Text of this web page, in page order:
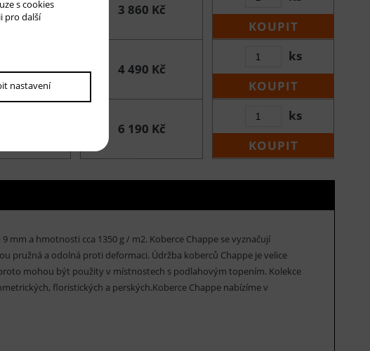
3 860 Kč
KOUPIT
4 490 Kč
ks
KOUPIT
6 190 Kč
ks
KOUPIT
mm a hmotnosti cca 1350 g / m2. Koberce Chappe se vyznačují
pružná a odolná proti deformaci. Údržba koberců Chappe je velice
mohou být použity v místnostech s podlahovým topením. Kolekce
floristických a perských.Koberce Chappe nabízíme v
s cookies
pro další
nastavení